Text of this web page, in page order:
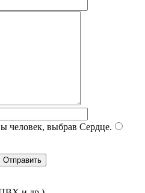
человек, выбрав Сердце.